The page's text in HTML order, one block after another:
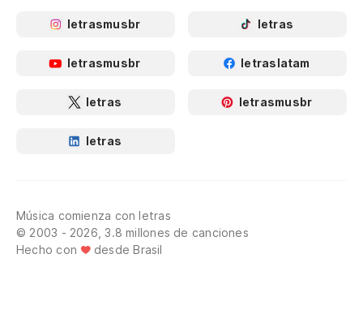
letrasmusbr letras
letrasmusbr letraslatam
letras letrasmusbr
letras
Música comienza con letras
© 2003 - 2026, 3.8 millones de canciones
Hecho con
desde Brasil